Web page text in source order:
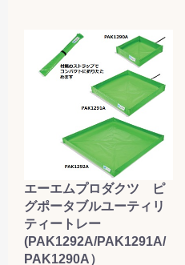
エーエムプロダクツ ピ
グポータブルユーティリ
ティートレー
(PAK1292A/PAK1291A/
PAK1290A）